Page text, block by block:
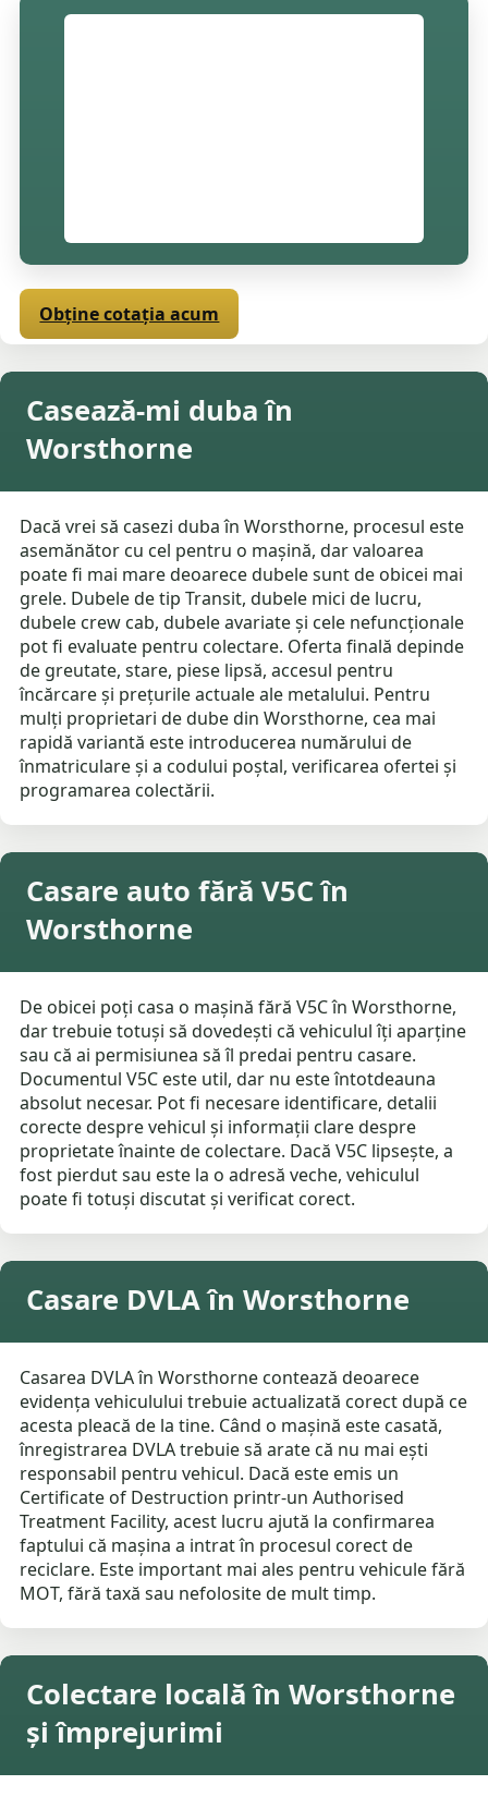
Obține cotația acum
Casează-mi duba în
Worsthorne
Dacă vrei să casezi duba în Worsthorne, procesul este
asemănător cu cel pentru o mașină, dar valoarea
poate fi mai mare deoarece dubele sunt de obicei mai
grele. Dubele de tip Transit, dubele mici de lucru,
dubele crew cab, dubele avariate și cele nefuncționale
pot fi evaluate pentru colectare. Oferta finală depinde
de greutate, stare, piese lipsă, accesul pentru
încărcare și prețurile actuale ale metalului. Pentru
mulți proprietari de dube din Worsthorne, cea mai
rapidă variantă este introducerea numărului de
înmatriculare și a codului poștal, verificarea ofertei și
programarea colectării.
Casare auto fără V5C în
Worsthorne
De obicei poți casa o mașină fără V5C în Worsthorne,
dar trebuie totuși să dovedești că vehiculul îți aparține
sau că ai permisiunea să îl predai pentru casare.
Documentul V5C este util, dar nu este întotdeauna
absolut necesar. Pot fi necesare identificare, detalii
corecte despre vehicul și informații clare despre
proprietate înainte de colectare. Dacă V5C lipsește, a
fost pierdut sau este la o adresă veche, vehiculul
poate fi totuși discutat și verificat corect.
Casare DVLA în Worsthorne
Casarea DVLA în Worsthorne contează deoarece
evidența vehiculului trebuie actualizată corect după ce
acesta pleacă de la tine. Când o mașină este casată,
înregistrarea DVLA trebuie să arate că nu mai ești
responsabil pentru vehicul. Dacă este emis un
Certificate of Destruction printr-un Authorised
Treatment Facility, acest lucru ajută la confirmarea
faptului că mașina a intrat în procesul corect de
reciclare. Este important mai ales pentru vehicule fără
MOT, fără taxă sau nefolosite de mult timp.
Colectare locală în Worsthorne
și împrejurimi